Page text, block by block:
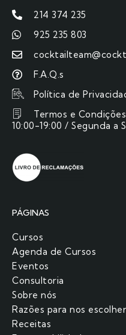
214 374 235
925 235 803
F.A.Q.s
Política de
Termos e Condições
10:00-19:00 / Segunda a
PÁGINAS
Cursos
Agenda de Cursos
Eventos
Consultoria
Sobre nós
Razões para nos escolher​
Receitas